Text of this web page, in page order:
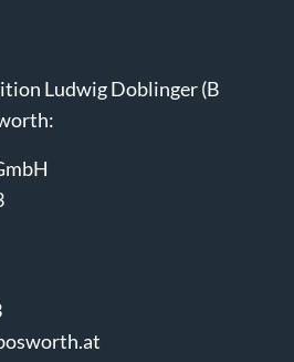
Ludwig Doblinger (B